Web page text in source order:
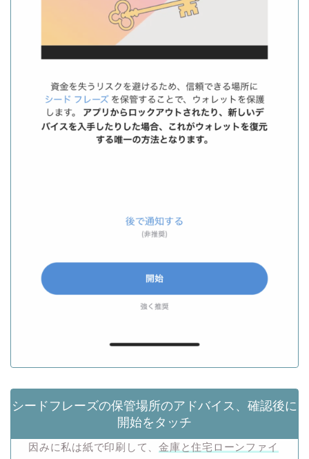
シードフレーズの保管場所のアドバイス、確認後に
開始をタッチ
因みに私は紙で印刷して、金庫と住宅ローンファイ